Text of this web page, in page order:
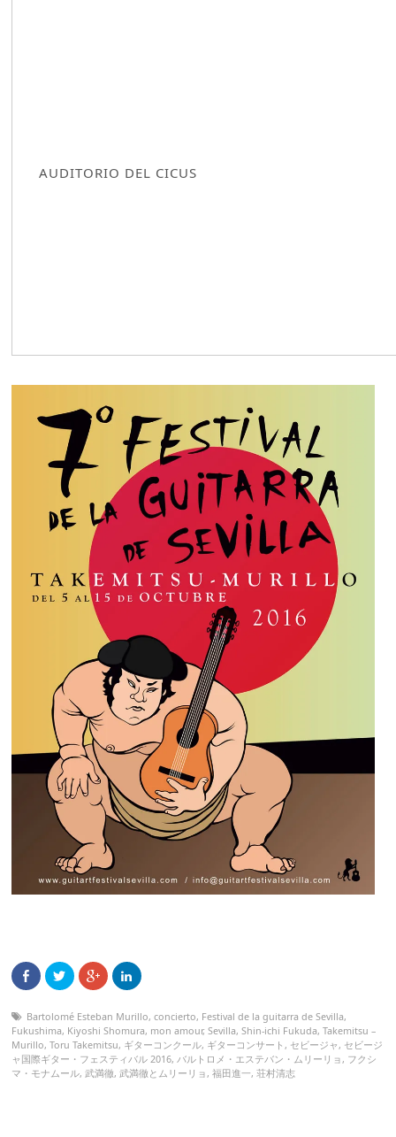
AUDITORIO DEL CICUS
Bartolomé Esteban Murillo,concierto, Festival de la guitarra de Sevilla,
Fukushima, Kiyoshi Shomura, mon amour,Sevilla,Shin-ichi Fukuda,Takemitsu –
Murillo,Toru Takemitsu, ギターコンクール, ギターコンサート , セビージャ , セビージ
ャ国際ギター・フェスティバル 2016, バルトロメ・エステバン・ムリーリョ , フクシ
マ・モナムール,武満徹,武満徹とムリーリョ ,福田進一,荘村清志